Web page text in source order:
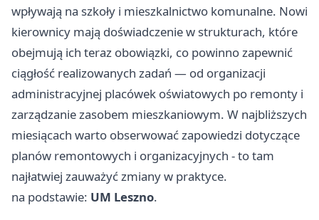
wpływają na szkoły i mieszkalnictwo komunalne. Nowi
kierownicy mają doświadczenie w strukturach, które
obejmują ich teraz obowiązki, co powinno zapewnić
ciągłość realizowanych zadań — od organizacji
administracyjnej placówek oświatowych po remonty i
zarządzanie zasobem mieszkaniowym. W najbliższych
miesiącach warto obserwować zapowiedzi dotyczące
planów remontowych i organizacyjnych - to tam
najłatwiej zauważyć zmiany w praktyce.
na podstawie: UM Leszno.